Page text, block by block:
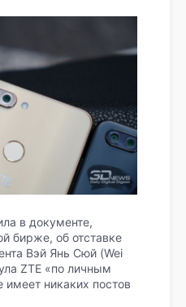
в документе,
бирже, об отставке
Вэй Янь Сюй (Wei
ZTE «по личным
никаких постов